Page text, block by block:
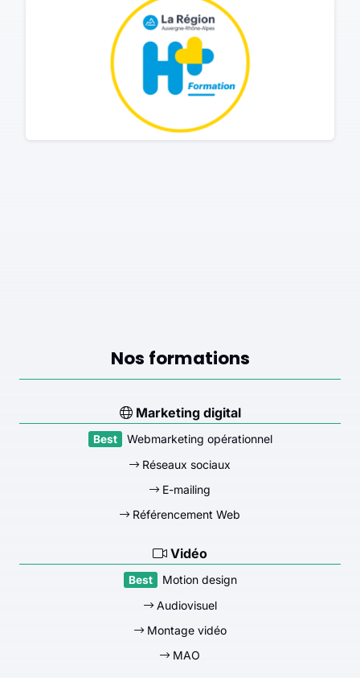
Nos formations
Marketing digital
Webmarketing opérationnel
Réseaux sociaux
E-mailing
Référencement Web
Vidéo
Motion design
Audiovisuel
Montage vidéo
MAO